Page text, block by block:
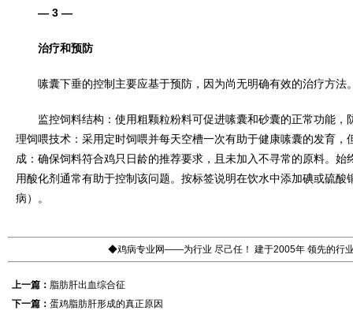
— 3 —
治疗和预防
嗉囊下垂的控制主要应基于预防，因为尚无明确有效的治疗方法
监控饲料结构：使用粗颗粒粉料可促进嗉囊和砂囊的正常功能，
理饲喂技术：采用定时饲喂并每天空槽一次有助于健康嗉囊的发育，
成：确保饲料符合鸡只日龄的推荐要求，且未加入不寻常的原料。
用酸化剂通常有助于控制该问题。按标签说明在饮水中添加碘或硫
病）。
◆鸡病专业网——为行业 尽己任！ 建于2005年 领先的行
上一篇： 脂肪肝出血综合征
下一篇： 蛋鸡脂肪肝形成的真正原因